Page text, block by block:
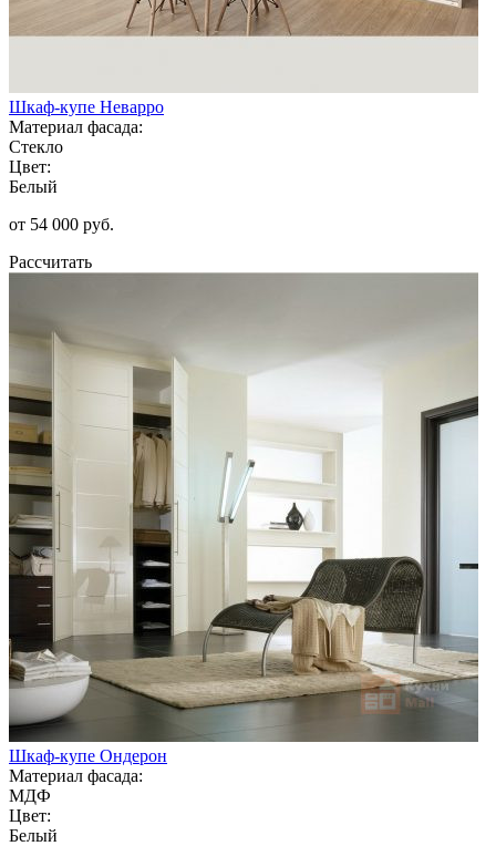
Шкаф-купе Неварро
Материал фасада:
Стекло
Цвет:
Белый
от 54 000 руб.
Рассчитать
Шкаф-купе Ондерон
Материал фасада:
МДФ
Цвет:
Белый